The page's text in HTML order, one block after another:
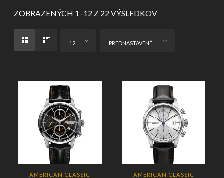
ZOBRAZENÝCH 1–12 Z 22 VÝSLEDKOV
12
AMERICAN CLASSIC AMERICAN CLASSIC